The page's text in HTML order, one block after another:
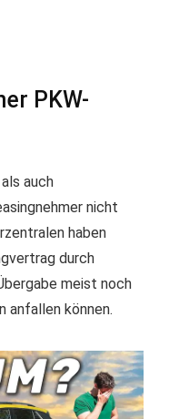
PKW-
auch
nicht
haben
durch
meist noch
anfallen können.